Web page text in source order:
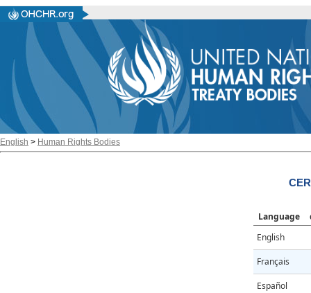
English > Human Rights Bodies
Language
English
Français
Español